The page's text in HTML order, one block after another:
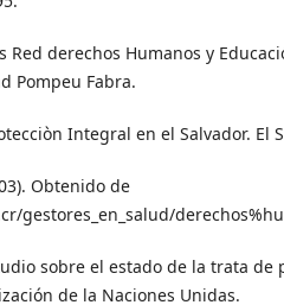
Red derechos Humanos y
Pompeu Fabra.
Integral en el Salvador. El
Obtenido de
gestores_en_salud/
sobre el estado de la trata de
de la Naciones Unidas.